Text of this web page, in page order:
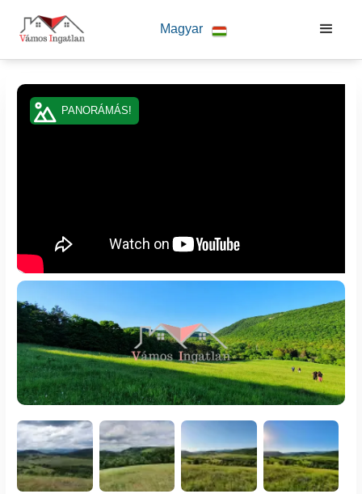
Magyar
PANORÁMÁS!